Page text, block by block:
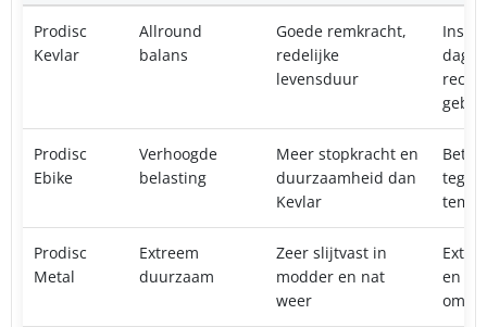
Prodisc
Kevlar
Allround
balans
Goede remkracht,
redelijke
levensduur
Prodisc
Ebike
Verhoogde
belasting
Meer stopkracht en
duurzaamheid dan
Kevlar
Beter
Prodisc
Metal
Extreem
duurzaam
Zeer slijtvast in
modder en nat
weer
en